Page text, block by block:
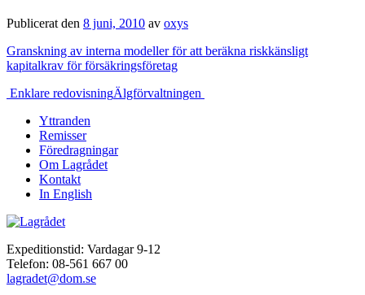
Publicerat den 8 juni, 2010 av oxys
Granskning av interna modeller för att beräkna riskkänsligt
kapitalkrav för försäkringsföretag
Inläggsnavigering
Enklare redovisningÄlgförvaltningen
Yttranden
Remisser
Föredragningar
Om Lagrådet
Kontakt
In English
Expeditionstid: Vardagar 9-12
Telefon: 08-561 667 00
lagradet@dom.se